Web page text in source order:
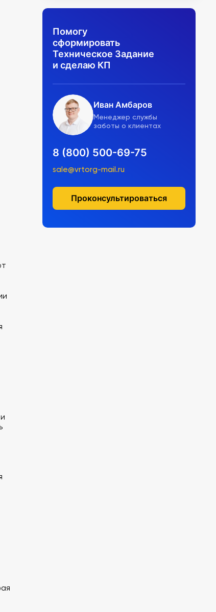
Помогу
сформировать
Техническое Задание
и сделаю КП
Иван Амбаров
Менеджер службы
заботы о клиентах
8 (800) 500-69-75
sale@vrtorg-mail.ru
Проконсультироваться